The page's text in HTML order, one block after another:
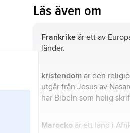
Läs även om
Frankrike är ett av
länder.
kristendom är den
utgår från Jesus av
har Bibeln som helig
Marocko är ett land i